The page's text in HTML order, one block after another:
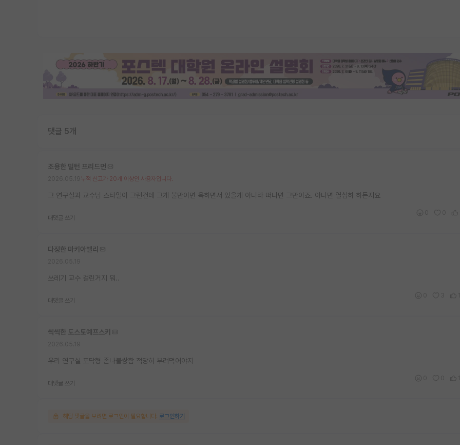
댓글 5개
조용한 밀턴 프리드먼
누적 신고가 20개 이상인 사용자입니다.
그 연구실과 교수님 스타일이 그런건데 그게 불만이면 욕하면서 있을게 아니라 떠나면 그만이죠. 아니면 열심히 하든지요
대댓글 쓰기
다정한 마키아벨리
쓰레기 교수 걸린거지 뭐..
대댓글 쓰기
씩씩한 도스토예프스키
우리 연구실 포닥형 존나불쌍함 적당히 부려먹어야지
대댓글 쓰기
해당 댓글을 보려면 로그인이 필요합니다. 로그인하기